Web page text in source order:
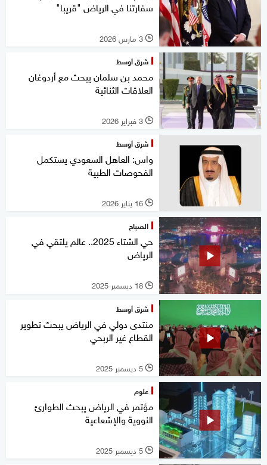
سفارتنا في الرياض "قريبا"
l 3 مارس 2026
شرق أوسط
محمد بن سلمان يبحث مع أردوغان
العلاقات الثنائية
l 3 فبراير 2026
شرق أوسط
واس: العاهل السعودي يستكمل
الفحوصات الطبية
l 16 يناير 2026
الصباح
حي الشتاء 2025.. عالم يلتقي في
الرياض
l 18 ديسمبر 2025
شرق أوسط
منتدى دولي في الرياض يبحث تطوير
القطاع غير الربحي
l 5 ديسمبر 2025
علوم
مؤتمر في الرياض يبحث الطوارئ
النووية والإشعاعية
l 5 ديسمبر 2025